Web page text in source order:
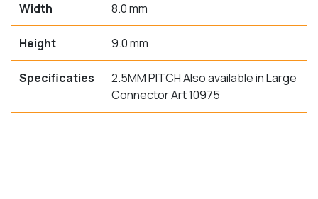
Width 8.0 mm
Height 9.0 mm
Specificaties
2.5MM PITCH Also available in Large
Connector Art 10975